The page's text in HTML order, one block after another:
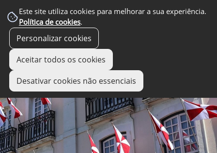
Este site utiliza cookies para melhorar a sua experiência.
Política de cookies.
Personalizar cookies
Aceitar todos os cookies
Desativar cookies não essenciais
links úteis